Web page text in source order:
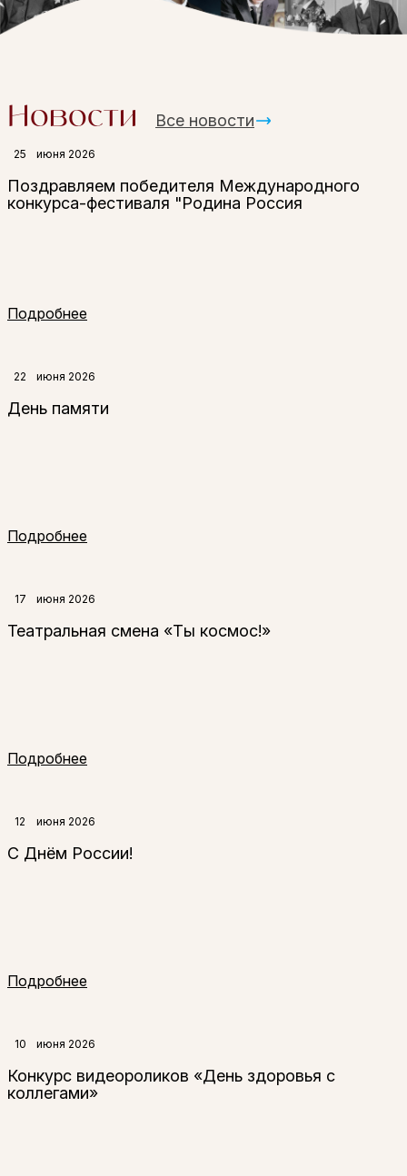
Новости Все новости
25 июня 2026
Поздравляем победителя Международного
конкурса-фестиваля "Родина Россия
Подробнее
22 июня 2026
День памяти
Подробнее
17 июня 2026
Театральная смена «Ты космос!»
Подробнее
12 июня 2026
С Днём России!
Подробнее
10 июня 2026
Конкурс видеороликов «День здоровья с
коллегами»